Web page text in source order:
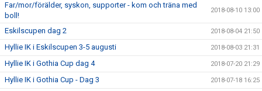
Far/mor/förälder, syskon, supporter - kom och träna med
boll!
2018-08-10 13:00
Eskilscupen dag 2 2018-08-04 21:50
Hyllie IK i Eskilscupen 3-5 augusti 2018-08-03 21:31
Hyllie IK i Gothia Cup dag 4 2018-07-20 21:29
Hyllie IK i Gothia Cup - Dag 3 2018-07-18 16:25